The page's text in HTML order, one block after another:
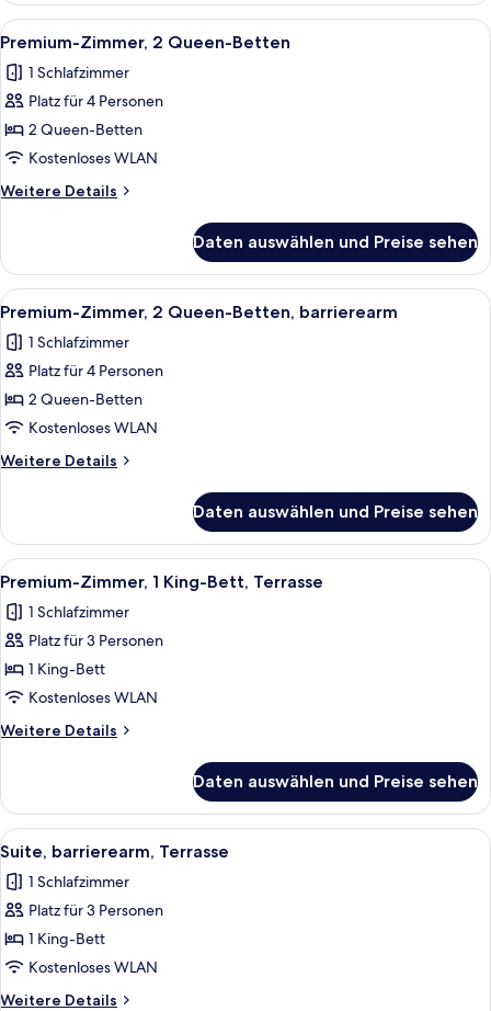
1 King-
Bett
Alle
Fotos
für
Premium-
Zimmer,
2 Queen-
Betten
anzeigen
Ein Hotelzimmer mit zwei Betten,
4
Premium-Zimmer, 2 Queen-Betten
1 Schlafzimmer
Platz für 4 Personen
2 Queen-Betten
Kostenloses WLAN
Weitere Details
Weitere
Zimmer,
2 Queen-
Betten
Daten auswählen und Preise sehen
Alle
Fotos
für
Premium-
Zimmer,
2 Queen-
Betten,
barrierearm
Ein Hotelzimmer mit zwei Betten,
5
Premium-Zimmer, 2 Queen-Betten, barrierearm
1 Schlafzimmer
Platz für 4 Personen
2 Queen-Betten
Kostenloses WLAN
Weitere Details
Weitere
Zimmer,
2 Queen-
Betten,
Daten auswählen und Preise sehen
Alle
Fotos
für
Premium-
Zimmer,
1 King-
Bett,
Terrasse
Ein Hotelzimmer mit einem Bett,
4
Premium-Zimmer, 1 King-Bett, Terrasse
1 Schlafzimmer
Platz für 3 Personen
1 King-Bett
Kostenloses WLAN
Weitere Details
Weitere
Zimmer,
1 King-
Bett,
Daten auswählen und Preise sehen
Alle
Fotos
für
Suite,
barrierearm,
Terrasse
anzeigen
Eine Dachterrasse mit
5
Suite, barrierearm, Terrasse
1 Schlafzimmer
Platz für 3 Personen
1 King-Bett
Kostenloses WLAN
Weitere Details
Weitere